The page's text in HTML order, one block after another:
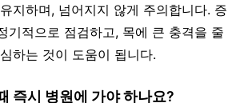
지하며, 넘어지지 않게 주의합니다. 증
기적으로 점검하고, 목에 큰 충격을 줄
하는 것이 도움이 됩니다.
즉시 병원에 가야 하나요?